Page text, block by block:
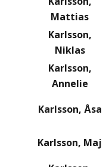
Mattias
Karlsson,
Niklas
Karlsson,
Annelie
Karlsson, Åsa
Karlsson, Maj